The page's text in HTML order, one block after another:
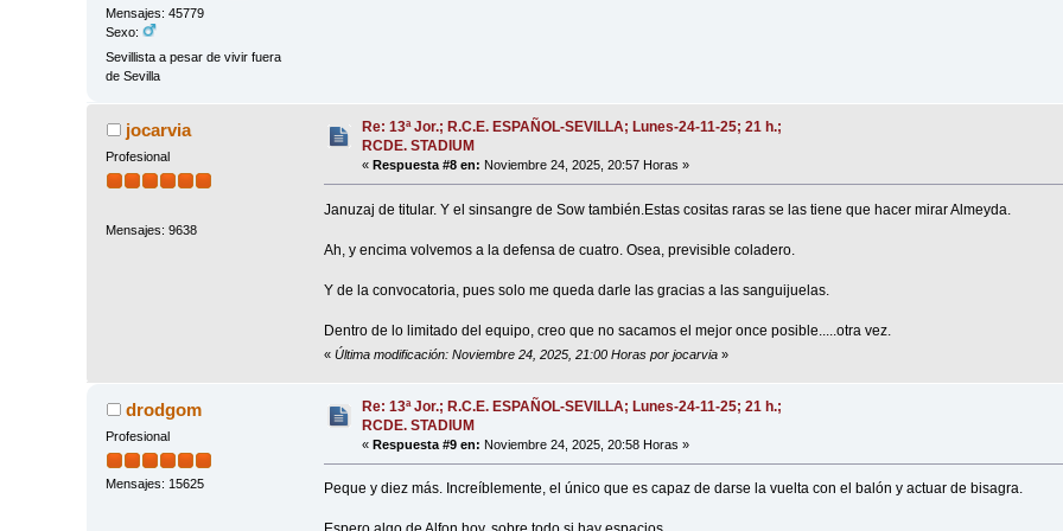
Mensajes: 45779
Sexo:
Sevillista a pesar de vivir fuera
de Sevilla
jocarvia
Profesional
Mensajes: 9638
Re: 13ª Jor.; R.C.E. ESPAÑOL-SEVILLA; Lunes-24-11-25; 21 h.;
RCDE. STADIUM
« Respuesta #8 en: Noviembre 24, 2025, 20:57 Horas »
Januzaj de titular. Y el sinsangre de Sow también.Estas cositas raras se las tiene que hacer mirar Almeyda.
Ah, y encima volvemos a la defensa de cuatro. Osea, previsible coladero.
Y de la convocatoria, pues solo me queda darle las gracias a las sanguijuelas.
Dentro de lo limitado del equipo, creo que no sacamos el mejor once posible.....otra vez.
« Última modificación: Noviembre 24, 2025, 21:00 Horas por jocarvia»
drodgom
Profesional
Mensajes: 15625
Re: 13ª Jor.; R.C.E. ESPAÑOL-SEVILLA; Lunes-24-11-25; 21 h.;
RCDE. STADIUM
«Respuesta #9 en: Noviembre 24, 2025, 20:58 Horas »
Peque y diez más. Increíblemente, el único que es capaz de darse la vuelta con el balón y actuar de bisagra.